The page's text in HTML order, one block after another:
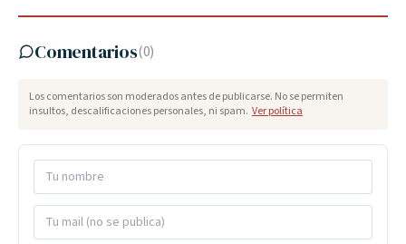
Comentarios(0)
Los comentarios son moderados antes de publicarse. No se permiten
insultos, descalificaciones personales, ni spam. Ver política